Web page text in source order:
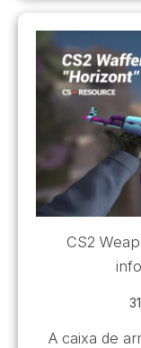
CS2
A caixa de